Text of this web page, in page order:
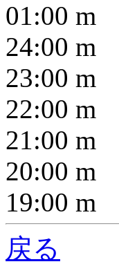
01:00 m
24:00 m
23:00 m
22:00 m
21:00 m
20:00 m
19:00 m
戻る